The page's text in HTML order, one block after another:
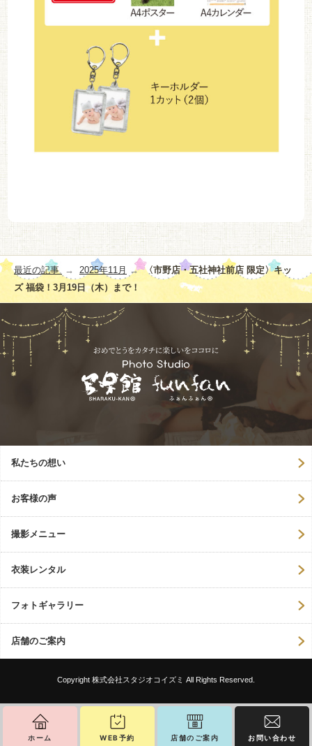
投
稿
ナ
ゲ
ー
シ
最近の記事 2025年11月
〈市野店・五社神社前店 限定〉キッ
ズ 福袋！3月19日（木）まで！
私たちの想い
お客様の声
撮影メニュー
衣装レンタル
フォトギャラリー
店舗のご案内
ホーム WEB予約 店舗のご案内 お問い合わせ
Copyright 株式会社スタジオコイズミ All Rights Reserved.